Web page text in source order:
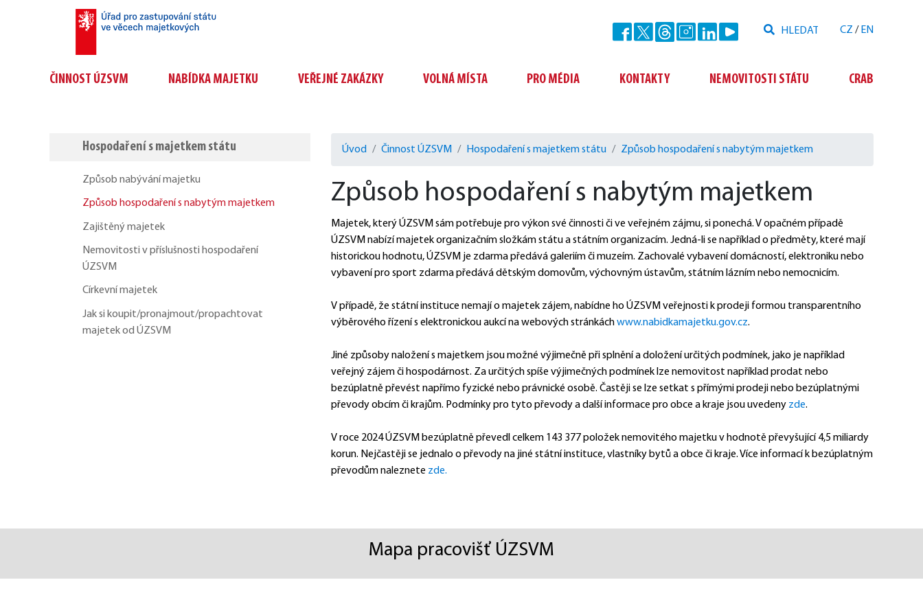
Hledat
Odeslat CZ / EN
ČINNOST ÚZSVM NABÍDKA MAJETKU VEŘEJNÉ ZAKÁZKY VOLNÁ MÍSTA PRO MÉDIA KONTAKTY NEMOVITOSTI STÁTU CRAB
Hospodaření s majetkem státu
Způsob nabývání majetku
Způsob hospodaření s nabytým majetkem
Zajištěný majetek
Nemovitosti v příslušnosti hospodaření
ÚZSVM
Církevní majetek
Jak si koupit/pronajmout/propachtovat
majetek od ÚZSVM
Úvod Činnost ÚZSVM Hospodaření s majetkem státu Způsob hospodaření s nabytým majetkem
Způsob hospodaření s nabytým majetkem
Majetek, který ÚZSVM sám potřebuje pro výkon své činnosti či ve veřejném zájmu, si ponechá. V opačném případě
ÚZSVM nabízí majetek organizačním složkám státu a státním organizacím. Jedná-li se například o předměty, které mají
historickou hodnotu, ÚZSVM je zdarma předává galeriím či muzeím. Zachovalé vybavení domácností, elektroniku nebo
vybavení pro sport zdarma předává dětským domovům, výchovným ústavům, státním lázním nebo nemocnicím.
V případě, že státní instituce nemají o majetek zájem, nabídne ho ÚZSVM veřejnosti k prodeji formou transparentního
výběrového řízení s elektronickou aukcí na webových stránkách www.nabidkamajetku.gov.cz.
Jiné způsoby naložení s majetkem jsou možné výjimečně při splnění a doložení určitých podmínek, jako je například
veřejný zájem či hospodárnost. Za určitých spíše výjimečných podmínek lze nemovitost například prodat nebo
bezúplatně převést napřímo fyzické nebo právnické osobě. Častěji se lze setkat s přímými prodeji nebo bezúplatnými
převody obcím či krajům. Podmínky pro tyto převody a další informace pro obce a kraje jsou uvedeny zde.
V roce 2024 ÚZSVM bezúplatně převedl celkem 143 377 položek nemovitého majetku v hodnotě převyšující 4,5 miliardy
korun. Nejčastěji se jednalo o převody na jiné státní instituce, vlastníky bytů a obce či kraje. Více informací k bezúplatným
převodům naleznete zde.
Mapa pracovišť ÚZSVM